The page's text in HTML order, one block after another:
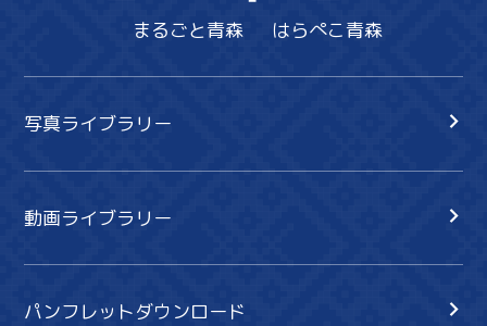
まるごと青森 はらぺこ青森
写真ライブラリー
動画ライブラリー
パンフレットダウンロード